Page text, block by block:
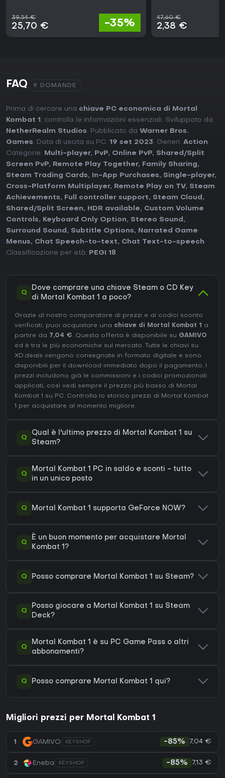
39,54 €
25,70 € -35%
47,60 €
2,38 €
FAQ 9 DOMANDE
Prima di cercare una chiave PC economica di Mortal
Kombat 1 , controlla le informazioni essenziali. Sviluppato da
NetherRealm Studios. Pubblicato da Warner Bros.
Games. Data di uscita su PC: 19 set 2023. Generi: Action.
Categorie:
Multi-player, PvP, Online PvP, Shared/Split
Screen PvP, Remote Play Together, Family Sharing,
Steam Trading Cards, In-App Purchases, Single-player,
Cross-Platform Multiplayer, Remote Play on TV, Steam
Achievements, Full controller support, Steam Cloud ,
Shared/Split Screen, HDR available, Custom Volume
Controls, Keyboard Only Option, Stereo Sound ,
Surround Sound , Subtitle Options,
Narrated Game
Menus, Chat Speech-to-text, Chat Text-to-speech.
Classificazione per età:
PEGI 18.
Q
Dove comprare una chiave Steam o CD Key
di Mortal Kombat 1 a poco?
Grazie al nostro comparatore di prezzi e ai codici sconto
verificati, puoi acquistare una chiave di Mortal Kombat 1
a
partire da 7,04 €. Questa offerta è disponibile su GAMIVO
ed è tra le più economiche sul mercato. Tutte le chiavi su
XD.deals vengono consegnate in formato digitale e sono
disponibili per il download immediato dopo il pagamento. I
prezzi includono già le commissioni e i codici promozionali
applicati, così vedi sempre il prezzo più basso di Mortal
Kombat 1 su PC. Controlla lo storico prezzi di Mortal Kombat
1 per acquistare al momento migliore.
Q
Qual è l'ultimo prezzo di Mortal Kombat 1 su
Steam?
Q
Mortal Kombat 1 PC in saldo e sconti - tutto
in un unico posto
Q Mortal Kombat 1 supporta GeForce NOW?
Q
È un buon momento per acquistare Mortal
Kombat 1?
Q Posso comprare Mortal Kombat 1 su Steam?
Q
Posso giocare a Mortal Kombat 1 su Steam
Deck?
Q
Mortal Kombat 1 è su PC Game Pass o altri
abbonamenti?
Q Posso comprare Mortal Kombat 1 qui?
Migliori prezzi per Mortal Kombat 1
1 GAMIVO KEYSHOP -85% 7,04 €
2 Eneba KEYSHOP -85% 7,13 €